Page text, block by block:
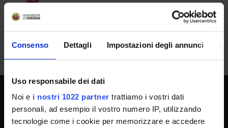
Consenso Dettagli Impostazioni degli annunci
Uso responsabile dei dati
Noi e i nostri 1022 partner trattiamo i vostri dati
personali, ad esempio il vostro numero IP, utilizzando
tecnologie come i cookie per memorizzare e accedere
SPORTELLO ATENEO